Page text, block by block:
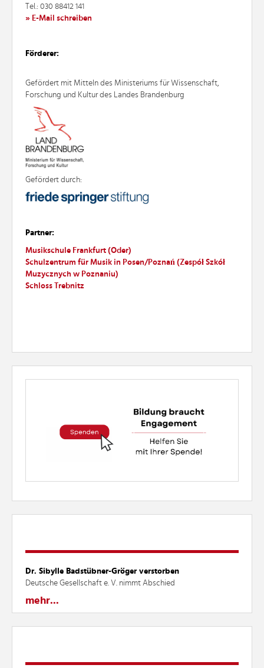
Tel.: 030 88412 141
» E-Mail schreiben
Förderer:
Gefördert mit Mitteln des Ministeriums für Wissenschaft,
Forschung und Kultur des Landes Brandenburg
Gefördert durch:
Partner:
Musikschule Fran kfurt (Oder)
Schulzentrum für Musik in Posen/Poznań (Zespół Szkół
Muzycznych w Poznaniu)
Schloss Trebnitz
Dr. Sibylle Badstübner-Gröger verstorben
Deutsche Gesellschaft e. V. nimmt Abschied
mehr...